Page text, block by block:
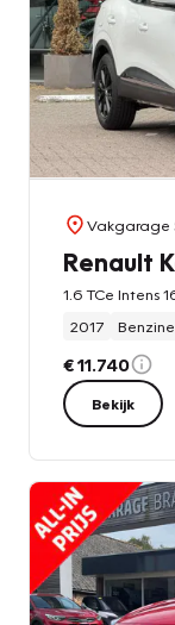
Vakgarage
Renault
1.6 TCe Intens
2017
Benzine
€ 11.740
Bekijk